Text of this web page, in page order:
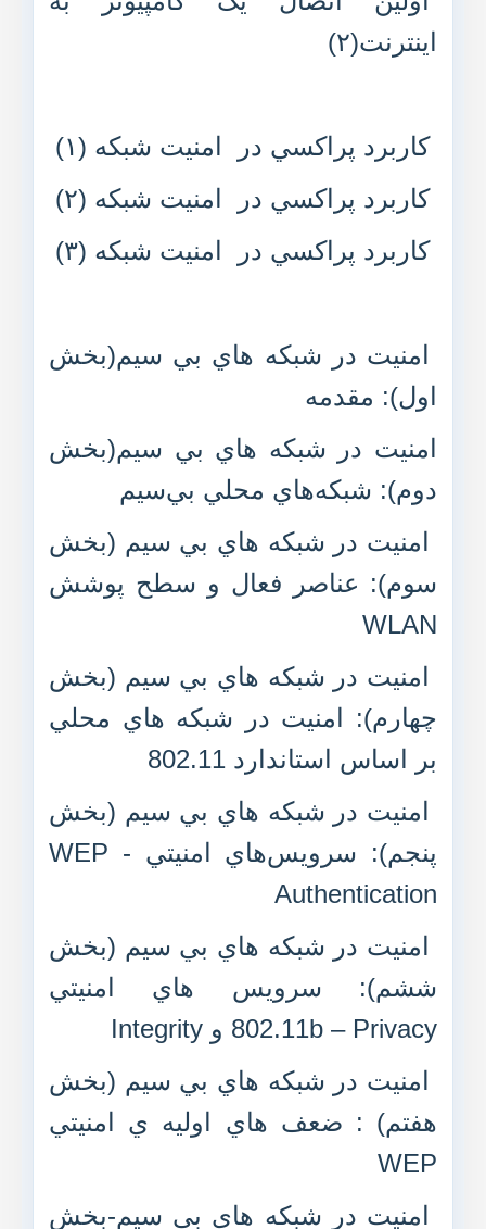
اينترنت(۲)
کاربرد پراکسي در امنيت شبکه (۱)
کاربرد پراکسي در امنيت شبکه (۲)
کاربرد پراکسي در امنيت شبکه (۳)
امنيت در شبکه هاي بي سيم(بخش
اول): مقدمه
امنيت در شبکه هاي بي سيم(بخش
دوم): شبکه‌هاي محلي بي‌سيم
امنيت در شبکه هاي بي سيم (بخش
سوم): عناصر فعال و سطح پوشش
WLAN
امنيت در شبکه هاي بي سيم (بخش
چهارم): امنيت در شبکه هاي محلي
بر اساس استاندارد 802.11
امنيت در شبکه هاي بي سيم (بخش
پنجم): سرويس‌هاي امنيتي WEP -
Authentication
امنيت در شبکه هاي بي سيم (بخش
ششم): سرويس هاي امنيتي
802.11b – Privacy و Integrity
امنيت در شبکه هاي بي سيم (بخش
هفتم) : ضعف هاي اوليه ي امنيتي
WEP
امنيت در شبکه هاي بي سيم-بخش